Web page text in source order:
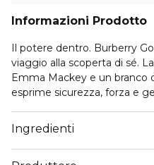
Informazioni Prodotto
Il potere dentro. Burberry
viaggio alla scoperta di sé.
Emma Mackey e un branco
esprime sicurezza, forza e
Burberry Goddess Body
gourmand aromatica unica
Ingredienti